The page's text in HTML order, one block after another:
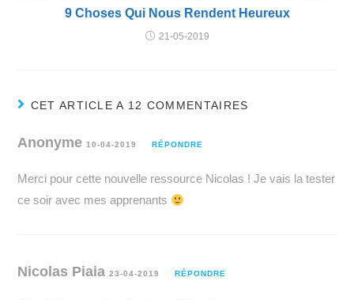
9 Choses Qui Nous Rendent Heureux
21-05-2019
CET ARTICLE A 12 COMMENTAIRES
Anonyme10-04-2019 RÉPONDRE
Merci pour cette nouvelle ressource Nicolas ! Je vais la tester
ce soir avec mes apprenants
Nicolas Piaia23-04-2019 RÉPONDRE